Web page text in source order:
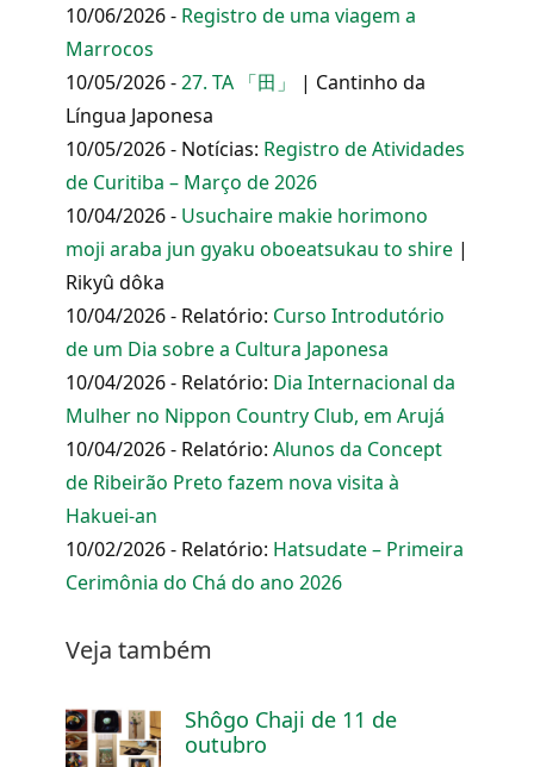
10/06/2026 - Registro de uma viagem a
Marrocos
10/05/2026 -27. TA 「田」
| Cantinho da
Língua Japonesa
10/05/2026 - Notícias: Registro de Atividades
de Curitiba – Março de 2026
10/04/2026 - Usuchaire makie horimono
moji araba jun gyaku oboeatsukau to shire |
Rikyû dôka
10/04/2026 - Relatório: Curso Introdutório
de um Dia sobre a Cultura Japonesa
10/04/2026 - Relatório: Dia Internacional da
Mulher no Nippon Country Club, em Arujá
10/04/2026 - Relatório: Alunos da Concept
de Ribeirão Preto fazem nova visita à
Hakuei-an
10/02/2026 - Relatório: Hatsudate – Primeira
Cerimônia do Chá do ano 2026
Veja também
Shôgo Chaji de 11 de
outubro